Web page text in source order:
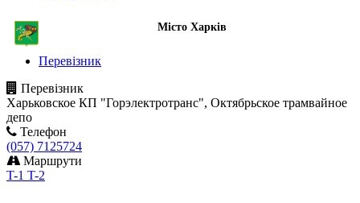
Місто Харків
Перевізник
Перевізник
Харьковское КП "Горэлектротранс", Октябрьское трамвайное
депо
Телефон
(057) 7125724
Маршрути
T-1 T-2